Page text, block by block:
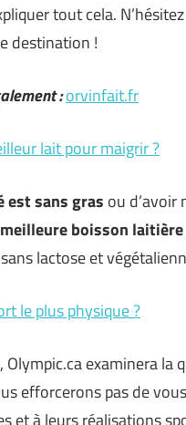
tout cela.
destination !
:orvinfait.fr
lait pour maigrir ?
estsans gras ou d’avoir
meilleure boisson laitière
lactose et
le plus physique ?
Olympic.ca examinera
efforcerons pas de